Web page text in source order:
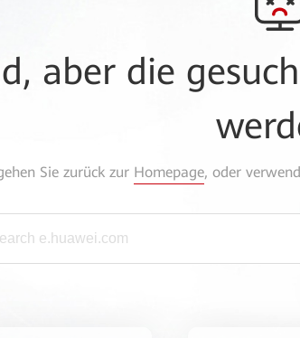
aber die
Sie zurück zur Homepage, oder